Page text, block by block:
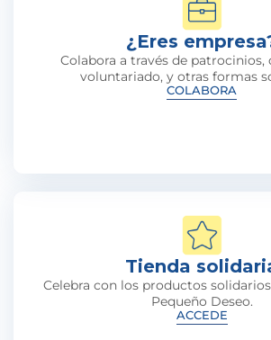
Tienda
Celebra con los productos
Pequeño Deseo.
ACCEDE
¿Eres
Colabora a través de patrocinios,
voluntariado, y otras formas
COLABORA